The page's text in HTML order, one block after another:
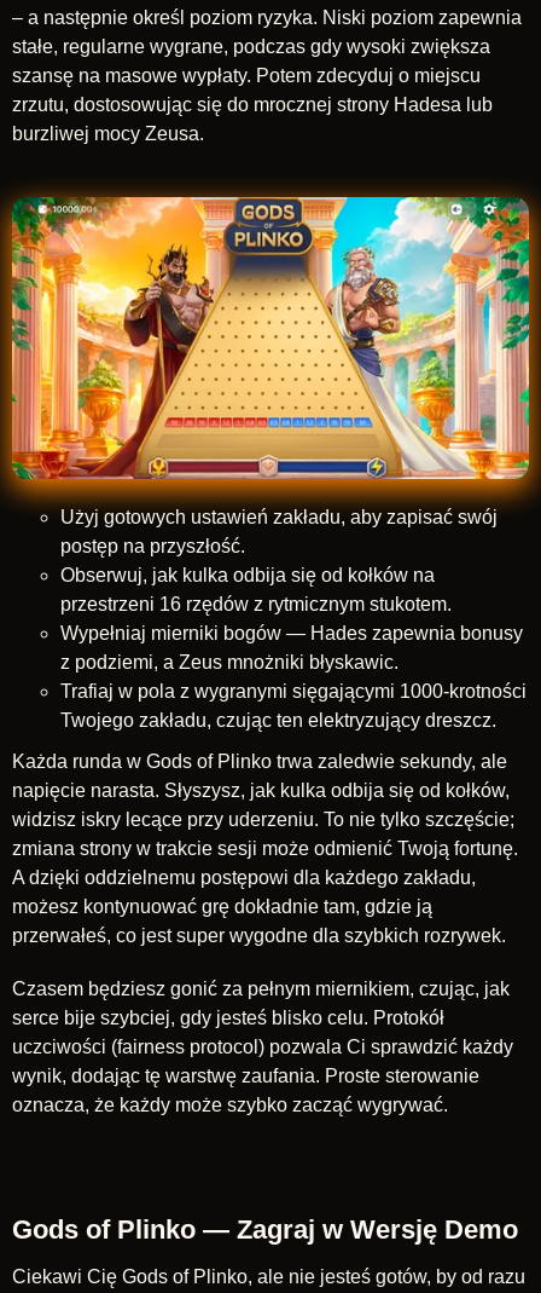
– a następnie określ poziom ryzyka. Niski poziom zapewnia
stałe, regularne wygrane, podczas gdy wysoki zwiększa
szansę na masowe wypłaty. Potem zdecyduj o miejscu
zrzutu, dostosowując się do mrocznej strony Hadesa lub
burzliwej mocy Zeusa.
Użyj gotowych ustawień zakładu, aby zapisać swój
postęp na przyszłość.
Obserwuj, jak kulka odbija się od kołków na
przestrzeni 16 rzędów z rytmicznym stukotem.
Wypełniaj mierniki bogów — Hades zapewnia bonusy
z podziemi, a Zeus mnożniki błyskawic.
Trafiaj w pola z wygranymi sięgającymi 1000-krotności
Twojego zakładu, czując ten elektryzujący dreszcz.
Każda runda w Gods of Plinko trwa zaledwie sekundy, ale
napięcie narasta. Słyszysz, jak kulka odbija się od kołków,
widzisz iskry lecące przy uderzeniu. To nie tylko szczęście;
zmiana strony w trakcie sesji może odmienić Twoją fortunę.
A dzięki oddzielnemu postępowi dla każdego zakładu,
możesz kontynuować grę dokładnie tam, gdzie ją
przerwałeś, co jest super wygodne dla szybkich rozrywek.
Czasem będziesz gonić za pełnym miernikiem, czując, jak
serce bije szybciej, gdy jesteś blisko celu. Protokół
uczciwości (fairness protocol) pozwala Ci sprawdzić każdy
wynik, dodając tę warstwę zaufania. Proste sterowanie
oznacza, że każdy może szybko zacząć wygrywać.
Gods of Plinko — Zagraj w Wersję Demo
Ciekawi Cię Gods of Plinko, ale nie jesteś gotów, by od razu